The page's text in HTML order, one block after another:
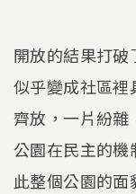
開放的結果打
似乎變成社區裡
齊放，一片紛雜
公園在民主的機
此整個公園的